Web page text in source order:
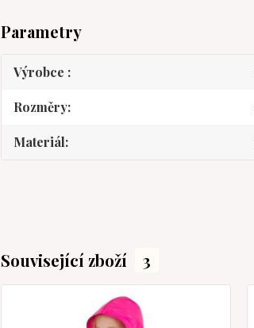
Parametry
Výrobce
Rozměry
Materiál
Související zboží 3